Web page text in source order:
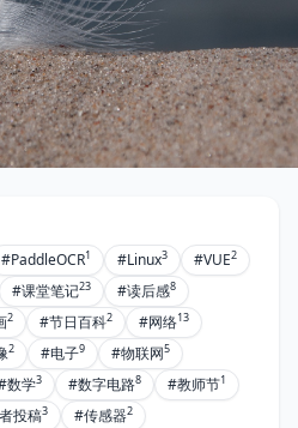
#PaddleOCR1 #Linux3 #VUE2
#课堂笔记23 #读后感8
2 #节日百科2 #网络13
2 #电子9 #物联网5
数学3 #数字电路8 #教师节1
投稿3 #传感器2